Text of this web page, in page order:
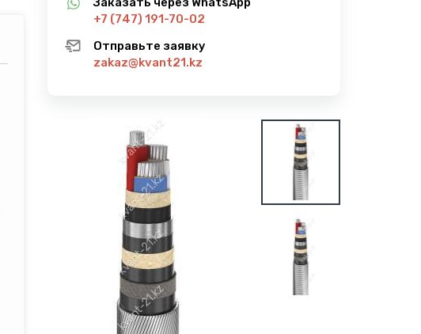
+7 (747) 191-70-02
Отправьте заявку
zakaz@kvant21.kz